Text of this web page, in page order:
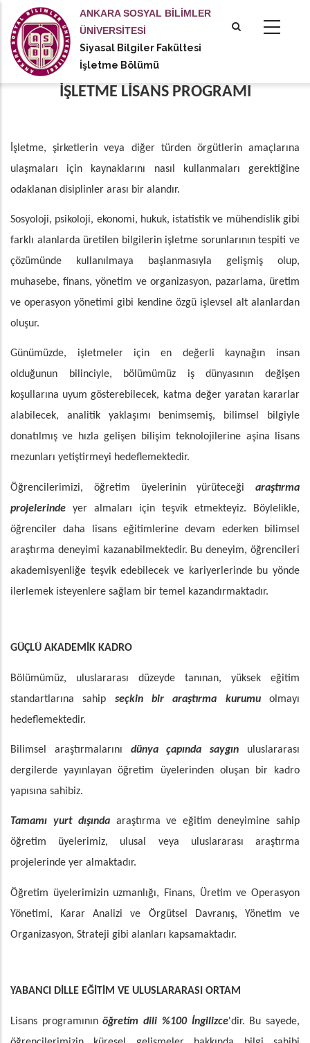
içeriğe
atla
ANKARA SOSYAL BİLİMLER
ÜNİVERSİTESİ
Siyasal Bilgiler Fakültesi
İşletme Bölümü
actions
İŞLETME LİSANS PROGRAMI
İşletme, şirketlerin veya diğer türden örgütlerin amaçlarına
ulaşmaları için kaynaklarını nasıl kullanmaları gerektiğine
odaklanan disiplinler arası bir alandır.
Sosyoloji, psikoloji, ekonomi, hukuk, istatistik ve mühendislik gibi
farklı alanlarda üretilen bilgilerin işletme sorunlarının tespiti ve
çözümünde kullanılmaya başlanmasıyla gelişmiş olup,
muhasebe, finans, yönetim ve organizasyon, pazarlama, üretim
ve operasyon yönetimi gibi kendine özgü işlevsel alt alanlardan
oluşur.
Günümüzde, işletmeler için en değerli kaynağın insan
olduğunun bilinciyle, bölümümüz iş dünyasının değişen
koşullarına uyum gösterebilecek, katma değer yaratan kararlar
alabilecek, analitik yaklaşımı benimsemiş, bilimsel bilgiyle
donatılmış ve hızla gelişen bilişim teknolojilerine aşina lisans
mezunları yetiştirmeyi hedeflemektedir.
Öğrencilerimizi, öğretim üyelerinin yürüteceği araştırma
projelerinde yer almaları için teşvik etmekteyiz. Böylelikle,
öğrenciler daha lisans eğitimlerine devam ederken bilimsel
araştırma deneyimi kazanabilmektedir. Bu deneyim, öğrencileri
akademisyenliğe teşvik edebilecek ve kariyerlerinde bu yönde
ilerlemek isteyenlere sağlam bir temel kazandırmaktadır.
GÜÇLÜ AKADEMİK KADRO
Bölümümüz, uluslararası düzeyde tanınan, yüksek eğitim
standartlarına sahip seçkin bir araştırma kurumuolmayı
hedeflemektedir.
Bilimsel araştırmalarını dünya çapında saygın uluslararası
dergilerde yayınlayan öğretim üyelerinden oluşan bir kadro
yapısına sahibiz.
Tamamı yurt dışında araştırma ve eğitim deneyimine sahip
öğretim üyelerimiz, ulusal veya uluslararası araştırma
projelerinde yer almaktadır.
Öğretim üyelerimizin uzmanlığı, Finans, Üretim ve Operasyon
Yönetimi, Karar Analizi ve Örgütsel Davranış, Yönetim ve
Organizasyon, Strateji gibi alanları kapsamaktadır.
YABANCI DİLLE EĞİTİM VE ULUSLARARASI ORTAM
Lisans programınınöğretim dili %100 İngilizce'dir. Bu sayede,